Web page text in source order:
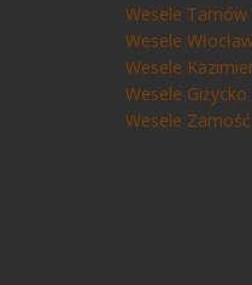
Wesele Tarnów
Wesele
Wesele
Wesele Giżycko
Wesele Zamość